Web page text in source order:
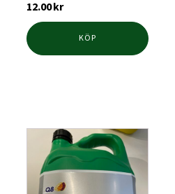
12.00kr
KÖP
flera
varianter.
olika